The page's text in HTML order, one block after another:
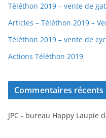
Téléthon 2019 – vente de
Articles – Téléthon 2019 –
Téléthon 2019 – vente de
Actions Téléthon 2019
Commentaires récents
JPC - bureau Happy Laupie